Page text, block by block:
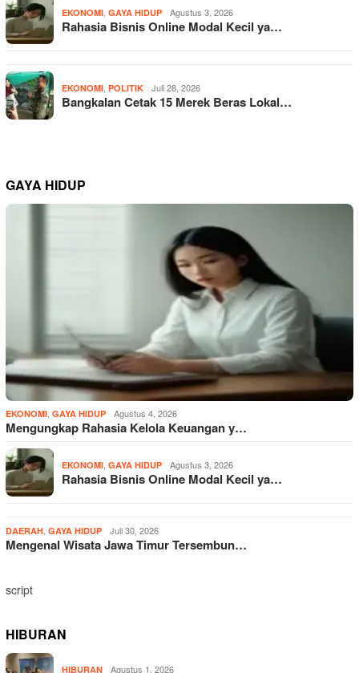
EKONOMI GAYA HIDUP Agustus 3, 2026
Rahasia Bisnis Online Modal Kecil ya…
EKONOMI POLITIK Juli 28, 2026
Bangkalan Cetak 15 Merek Beras Lokal…
GAYA HIDUP
EKONOMI GAYA HIDUP Agustus 4, 2026
Mengungkap Rahasia Kelola Keuangan y…
EKONOMI GAYA HIDUP Agustus 3, 2026
Rahasia Bisnis Online Modal Kecil ya…
DAERAH GAYA HIDUP Juli 30, 2026
Mengenal Wisata Jawa Timur Tersembun…
script
HIBURAN
HIBURAN Agustus 1, 2026